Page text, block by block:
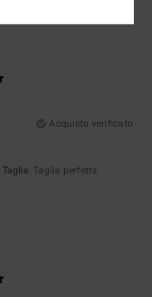
Acquisto verificato
Taglia: Taglia perfetta